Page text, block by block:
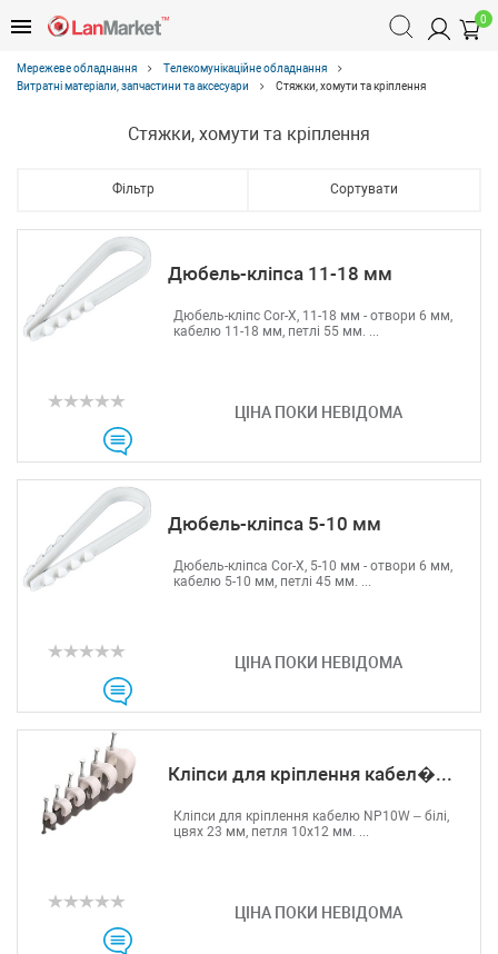
0
Мережеве обладнання
Телекомунікаційне обладнання
Витратні матеріали, запчастини та аксесуари
Стяжки, хомути та кріплення
Стяжки, хомути та кріплення
Фільтр Сортувати
Дюбель-кліпса 11-18 мм
ЦІНА ПОКИ НЕВІДОМА
Дюбель-кліпс Cor-X, 11-18 мм - отвори 6 мм,
кабелю 11-18 мм, петлі 55 мм. ...
Дюбель-кліпса 5-10 мм
ЦІНА ПОКИ НЕВІДОМА
Дюбель-кліпса Cor-X, 5-10 мм - отвори 6 мм,
кабелю 5-10 мм, петлі 45 мм. ...
Кліпси для кріплення кабел�...
ЦІНА ПОКИ НЕВІДОМА
Кліпси для кріплення кабелю NP10W – білі,
цвях 23 мм, петля 10х12 мм. ...